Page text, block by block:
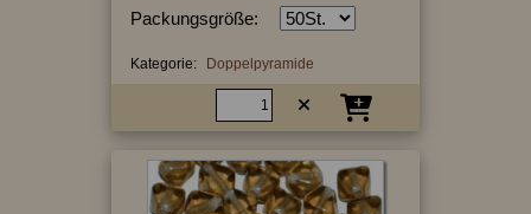
Packungsgröße:
Kategorie: Doppelpyramide